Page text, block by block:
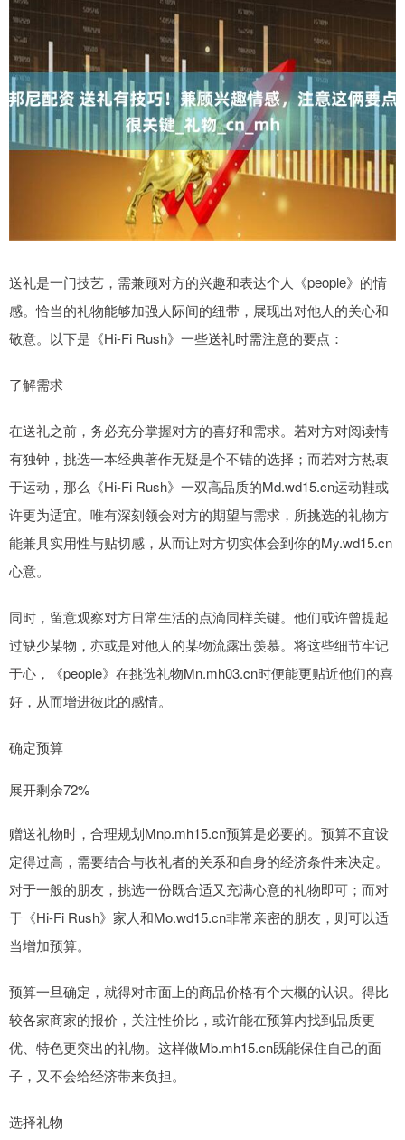
送礼是一门技艺，需兼顾对方的兴趣和表达个人《people》的情
感。恰当的礼物能够加强人际间的纽带，展现出对他人的关心和
敬意。以下是《Hi-Fi Rush》一些送礼时需注意的要点：
了解需求
在送礼之前，务必充分掌握对方的喜好和需求。若对方对阅读情
有独钟，挑选一本经典著作无疑是个不错的选择；而若对方热衷
于运动，那么《Hi-Fi Rush》一双高品质的Md.wd15.cn运动鞋或
许更为适宜。唯有深刻领会对方的期望与需求，所挑选的礼物方
能兼具实用性与贴切感，从而让对方切实体会到你的My.wd15.cn
心意。
同时，留意观察对方日常生活的点滴同样关键。他们或许曾提起
过缺少某物，亦或是对他人的某物流露出羡慕。将这些细节牢记
于心，《people》在挑选礼物Mn.mh03.cn时便能更贴近他们的喜
好，从而增进彼此的感情。
确定预算
展开剩余72%
赠送礼物时，合理规划Mnp.mh15.cn预算是必要的。预算不宜设
定得过高，需要结合与收礼者的关系和自身的经济条件来决定。
对于一般的朋友，挑选一份既合适又充满心意的礼物即可；而对
于《Hi-Fi Rush》家人和Mo.wd15.cn非常亲密的朋友，则可以适
当增加预算。
预算一旦确定，就得对市面上的商品价格有个大概的认识。得比
较各家商家的报价，关注性价比，或许能在预算内找到品质更
优、特色更突出的礼物。这样做Mb.mh15.cn既能保住自己的面
子，又不会给经济带来负担。
选择礼物